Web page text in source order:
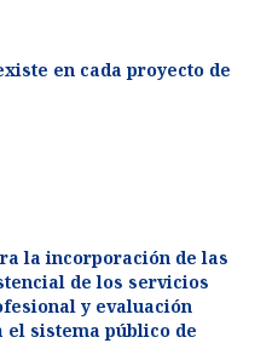
en cada proyecto de
la incorporación de las
de los servicios
y evaluación
sistema público de